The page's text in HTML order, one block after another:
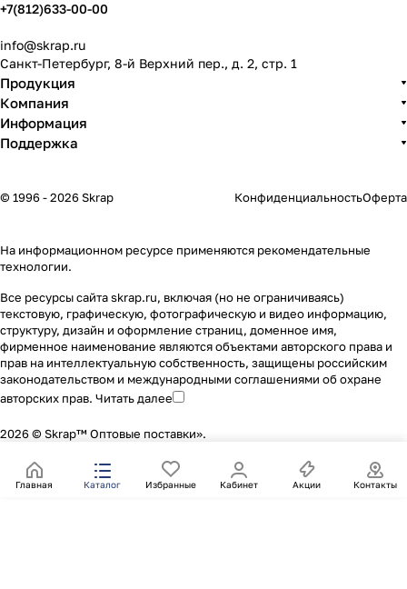
+7(812)633-00-00
info@skrap.ru
Санкт-Петербург, 8-й Верхний пер., д. 2, стр. 1
Продукция
Компания
Информация
Поддержка
© 1996 - 2026 Skrap КонфиденциальностьОферта
На информационном ресурсе применяются рекомендательные
технологии.
Все ресурсы сайта skrap.ru, включая (но не ограничиваясь)
текстовую, графическую, фотографическую и видео информацию,
структуру, дизайн и оформление страниц, доменное имя,
фирменное наименование являются объектами авторского права и
прав на интеллектуальную собственность, защищены российским
законодательством и международными соглашениями об охране
авторских прав. Читать далее
2026 © Skrap™ Оптовые поставки».
Главная Каталог Избранные Кабинет Акции Контакты